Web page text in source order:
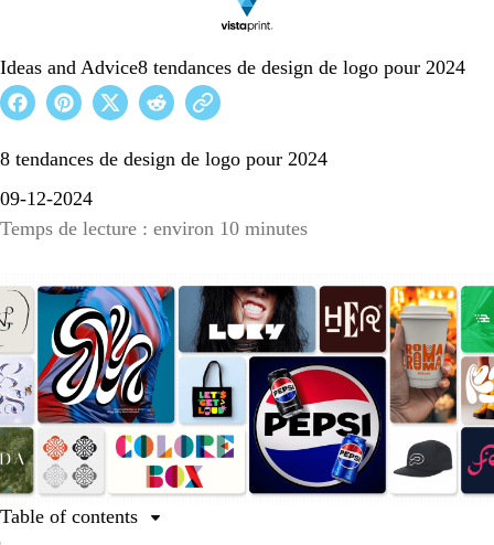
Ideas and Advice8 tendances de design de logo pour 2024
8 tendances de design de logo pour 2024
09-12-2024
Temps de lecture : environ 10 minutes
Table of contents